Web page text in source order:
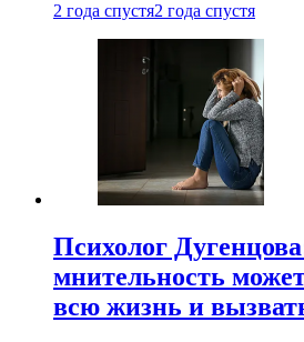
2 года спустя2 года спустя
Психолог
мнительность
всю жизнь и